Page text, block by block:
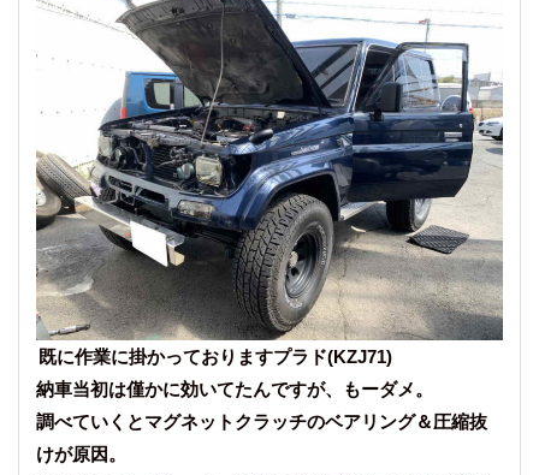
既に作業に掛かっておりますプラド(KZJ71)
納車当初は僅かに効いてたんですが、もーダメ。
調べていくとマグネットクラッチのベアリング＆圧縮抜
けが原因。